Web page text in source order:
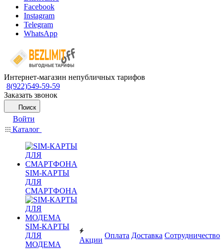
Facebook
Instagram
Telegram
WhatsApp
Интернет-магазин непубличных тарифов
8(922)549-59-59
Заказать звонок
Поиск
Войти
Каталог
SIM-КАРТЫ
ДЛЯ
СМАРТФОНА
SIM-КАРТЫ
ДЛЯ
МОДЕМА
Акции
Оплата Доставка Сотрудничество